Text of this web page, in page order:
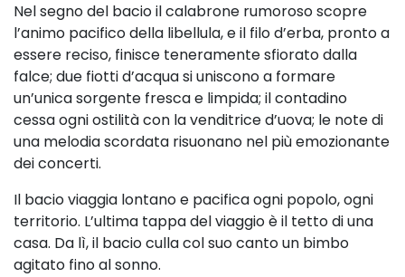
Nel segno del bacio il calabrone rumorososcopre
l’animo pacifico della libellula, e il filo d’erba, pronto a
essere reciso, finisce teneramente sfiorato dalla
falce; due fiottid’acqua si uniscono a formare
un’unicasorgente fresca e limpida; il contadino
cessaogni ostilità con la venditrice d’uova; le notedi
una melodia scordata risuonano nel piùemozionante
dei concerti.
Il bacio viaggia lontano e pacifica ogni popolo, ogni
territorio. L’ultima tappa del viaggio è il tettodi una
casa. Da lì, il bacio culla col suo canto un bimbo
agitato fino al sonno.